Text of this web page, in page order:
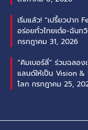
เริ่มแล้ว! “เปรี้ยวปาก
อร่อยทั่วไทยเต๋อ-ฉันท
กรกฎาคม 31, 2026
“คิมเบอร์ลี่” ร่วมฉลอง
แลนด์ให้เป็น Vision
โลก กรกฎาคม 25,